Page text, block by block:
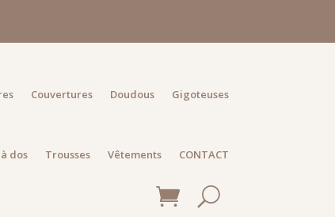
Couvertures Doudous Gigoteuses
dos Trousses Vêtements CONTACT